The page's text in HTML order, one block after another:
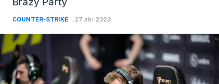
COUNTER-STRIKE 27 abr 2023